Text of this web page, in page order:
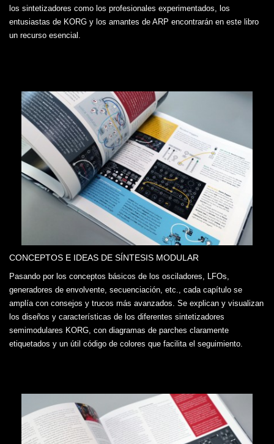
los sintetizadores como los profesionales experimentados, los
entusiastas de KORG y los amantes de ARP encontrarán en este libro
un recurso esencial.
CONCEPTOS E IDEAS DE SÍNTESIS MODULAR
Pasando por los conceptos básicos de los osciladores, LFOs,
generadores de envolvente, secuenciación, etc., cada capítulo se
amplía con consejos y trucos más avanzados. Se explican y visualizan
los diseños y características de los diferentes sintetizadores
semimodulares KORG, con diagramas de parches claramente
etiquetados y un útil código de colores que facilita el seguimiento.